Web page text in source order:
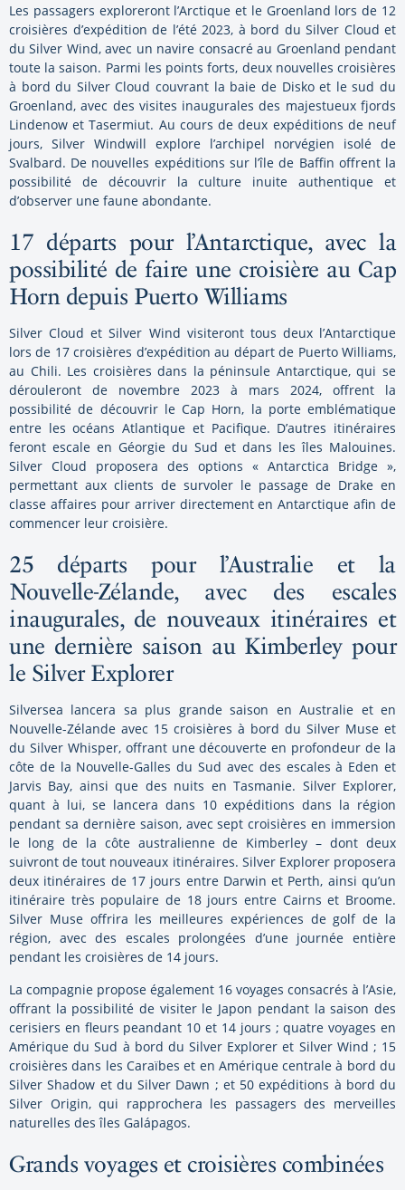
Les passagers exploreront l’Arctique et le Groenland lors de 12
croisières d’expédition de l’été 2023, à bord du Silver Cloud et
du Silver Wind, avec un navire consacré au Groenland pendant
toute la saison. Parmi les points forts, deux nouvelles croisières
à bord du Silver Cloud couvrant la baie de Disko et le sud du
Groenland, avec des visites inaugurales des majestueux fjords
Lindenow et Tasermiut. Au cours de deux expéditions de neuf
jours, Silver Windwill explore l’archipel norvégien isolé de
Svalbard. De nouvelles expéditions sur l’île de Baffin offrent la
possibilité de découvrir la culture inuite authentique et
d’observer une faune abondante.
17 départs pour l’Antarctique, avec la
possibilité de faire une croisière au Cap
Horn depuis Puerto Williams
Silver Cloud et Silver Wind visiteront tous deux l’Antarctique
lors de 17 croisières d’expédition au départ de Puerto Williams,
au Chili. Les croisières dans la péninsule Antarctique, qui se
dérouleront de novembre 2023 à mars 2024, offrent la
possibilité de découvrir le Cap Horn, la porte emblématique
entre les océans Atlantique et Pacifique. D’autres itinéraires
feront escale en Géorgie du Sud et dans les îles Malouines.
Silver Cloud proposera des options « Antarctica Bridge »,
permettant aux clients de survoler le passage de Drake en
classe affaires pour arriver directement en Antarctique afin de
commencer leur croisière.
25 départs pour l’Australie et la
Nouvelle-Zélande, avec des escales
inaugurales, de nouveaux itinéraires et
une dernière saison au Kimberley pour
le Silver Explorer
Silversea lancera sa plus grande saison en Australie et en
Nouvelle-Zélande avec 15 croisières à bord du Silver Muse et
du Silver Whisper, offrant une découverte en profondeur de la
côte de la Nouvelle-Galles du Sud avec des escales à Eden et
Jarvis Bay, ainsi que des nuits en Tasmanie. Silver Explorer,
quant à lui, se lancera dans 10 expéditions dans la région
pendant sa dernière saison, avec sept croisières en immersion
le long de la côte australienne de Kimberley – dont deux
suivront de tout nouveaux itinéraires. Silver Explorer proposera
deux itinéraires de 17 jours entre Darwin et Perth, ainsi qu’un
itinéraire très populaire de 18 jours entre Cairns et Broome.
Silver Muse offrira les meilleures expériences de golf de la
région, avec des escales prolongées d’une journée entière
pendant les croisières de 14 jours.
La compagnie propose également 16 voyages consacrés à l’Asie,
offrant la possibilité de visiter le Japon pendant la saison des
cerisiers en fleurs peandant 10 et 14 jours ; quatre voyages en
Amérique du Sud à bord du Silver Explorer et Silver Wind ; 15
croisières dans les Caraïbes et en Amérique centrale à bord du
Silver Shadow et du Silver Dawn ; et 50 expéditions à bord du
Silver Origin, qui rapprochera les passagers des merveilles
naturelles des îles Galápagos.
Grands voyages et croisières combinées